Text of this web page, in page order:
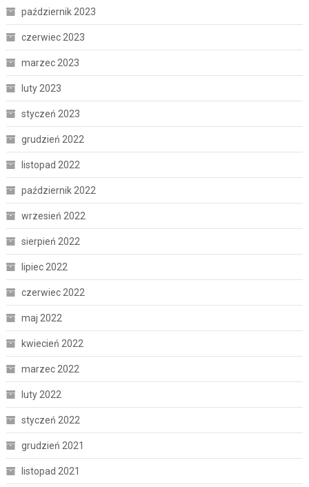
październik 2023
czerwiec 2023
marzec 2023
luty 2023
styczeń 2023
grudzień 2022
listopad 2022
październik 2022
wrzesień 2022
sierpień 2022
lipiec 2022
czerwiec 2022
maj 2022
kwiecień 2022
marzec 2022
luty 2022
styczeń 2022
grudzień 2021
listopad 2021